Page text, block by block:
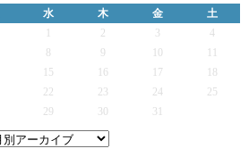
水 木 金
土
2 3
4
9
15 16 17
22 23 24
25
29 30 31